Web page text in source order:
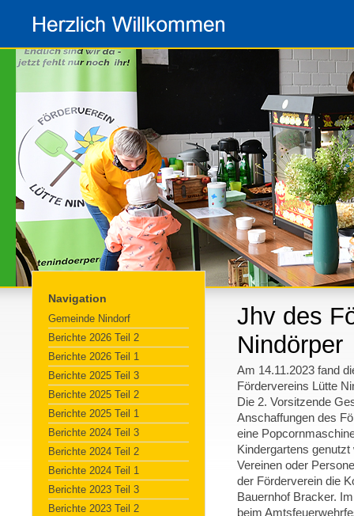
Navigation
Gemeinde Nindorf
Berichte 2026 Teil 2
Berichte 2026 Teil 1
Berichte 2025 Teil 3
Berichte 2025 Teil 2
Berichte 2025 Teil 1
Berichte 2024 Teil 3
Berichte 2024 Teil 2
Berichte 2024 Teil 1
Berichte 2023 Teil 3
Berichte 2023 Teil 2
Jhv des
Nindörper
Am 14.11.2023 fand
Fördervereins Lütte
Die 2. Vorsitzende
Anschaffungen des
eine
Kindergartens
Vereinen oder
der Förderverein die
Bauernhof Bracker.
beim